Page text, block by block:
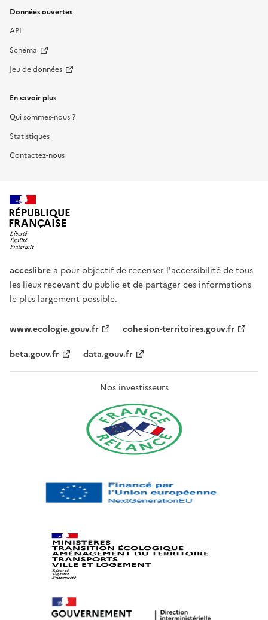
Données ouvertes
API
Schéma
Jeu de données
En savoir plus
Qui sommes-nous ?
Statistiques
Contactez-nous
RÉPUBLIQUE
FRANÇAISE
acceslibre a pour objectif de recenser l'accessibilité de tous
les lieux recevant du public et de partager ces informations
le plus largement possible.
www.ecologie.gouv.fr
cohesion-territoires.gouv.fr
beta.gouv.fr
data.gouv.fr
Nos investisseurs